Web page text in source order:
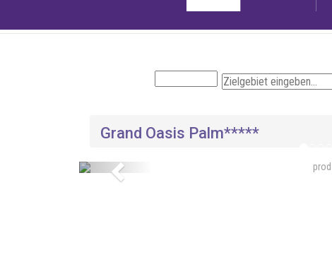
Grand Oasis Palm*****
Previous